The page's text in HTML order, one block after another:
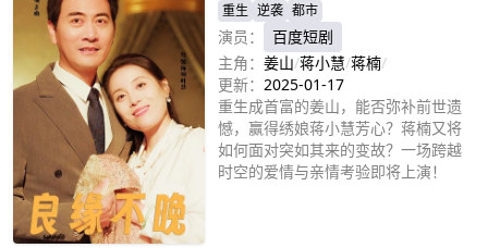
重生 逆袭 都市
演员：
百度短剧
主角： 姜山/蒋小慧/蒋楠/
更新： 2025-01-17
重生成首富的姜山，能否弥补前世遗
憾，赢得绣娘蒋小慧芳心？蒋楠又将
如何面对突如其来的变故？一场跨越
时空的爱情与亲情考验即将上演！